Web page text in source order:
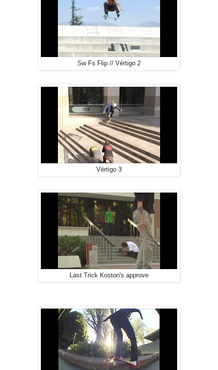
Sw Fs Flip // Vértigo 2
Vértigo 3
Last Trick Koston's approve